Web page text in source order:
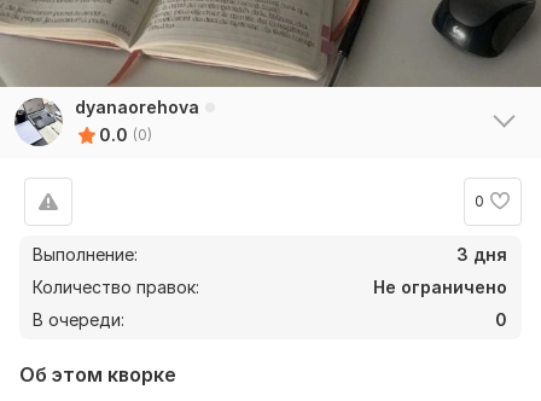
dyanaorehova
0.0 (0)
0
Выполнение:
3 дня
Количество правок:
Не ограничено
В очереди:
0
Об этом кворке